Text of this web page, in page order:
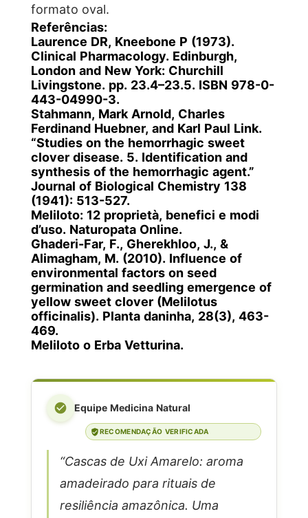
formato oval.
Referências:
Laurence DR, Kneebone P (1973).
Clinical Pharmacology. Edinburgh,
London and New York: Churchill
Livingstone. pp. 23.4–23.5. ISBN 978-0-
443-04990-3.
Stahmann, Mark Arnold, Charles
Ferdinand Huebner, and Karl Paul Link.
“Studies on the hemorrhagic sweet
cloverdisease. 5. Identification and
synthesis of the hemorrhagic agent.”
Journal of Biological Chemistry 138
(1941): 513-527.
Meliloto: 12 proprietà, benefici e modi
d’uso. Naturopata Online.
Ghaderi-Far, F., Gherekhloo, J., &
Alimagham, M. (2010). Influence of
environmental factors on seed
germination and seedling emergence of
yellow sweet clover (Melilotus
officinalis). Planta daninha, 28(3), 463-
469.
Meliloto o Erba Vetturina.
Equipe Medicina Natural
RECOMENDAÇÃO VERIFICADA
“Cascas de Uxi Amarelo: aroma
amadeirado para rituais de
resiliência amazônica. Uma